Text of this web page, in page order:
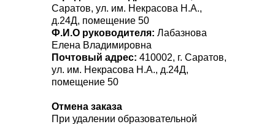
Саратов, ул. им. Некрасова Н.А.,
д.24Д, помещение 50
Ф.И.О руководителя: Лабазнова
Елена Владимировна
Почтовый адрес: 410002, г. Саратов,
ул. им. Некрасова Н.А., д.24Д,
помещение 50
Отмена заказа
При удалении образовательной